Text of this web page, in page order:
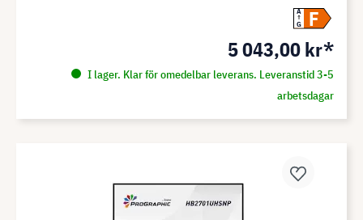
A
G
F
5 043,00 kr*
I lager. Klar för omedelbar leverans. Leveranstid 3-5
arbetsdagar